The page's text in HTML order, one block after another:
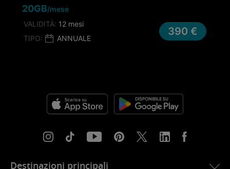
TIPO: ANNUALE
20GB/mese
VALIDITÀ: 12 mesi
390 €
Destinazioni principali